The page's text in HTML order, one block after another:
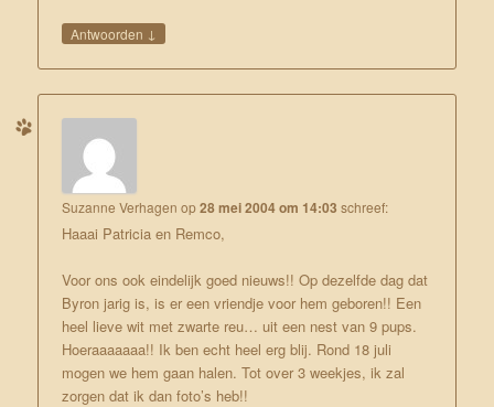
Antwoorden ↓
Suzanne Verhagen op28 mei 2004 om 14:03 schreef:
Haaai Patricia en Remco,
Voor ons ook eindelijk goed nieuws!! Op dezelfde dag dat
Byron jarig is, is er een vriendje voor hem geboren!! Een
heel lieve wit met zwarte reu… uit een nest van 9 pups.
Hoeraaaaaaa!! Ik ben echt heel erg blij. Rond 18 juli
mogen we hem gaan halen. Tot over 3 weekjes, ik zal
zorgen dat ik dan foto’s heb!!